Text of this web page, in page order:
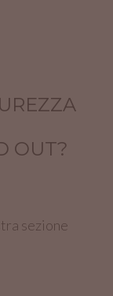
OUT?
sezione